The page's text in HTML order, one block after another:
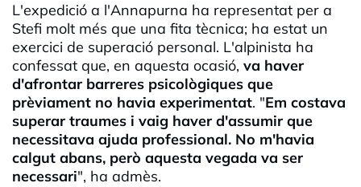
L'expedició a l'Annapurna ha representat per a
Stefi molt més que una fita tècnica; ha estat un
exercici de superació personal. L'alpinista ha
confessat que, en aquesta ocasió, va haver
d'afrontar barreres psicològiques que
prèviament no havia experimentat. "Em costava
superar traumes i vaig haver d'assumir que
necessitava ajuda professional. No m'havia
calgut abans, però aquesta vegada va ser
necessari", ha admès.